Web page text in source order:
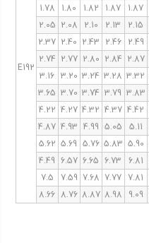
E192
1.87
1.87
1.82
1.80
1.78
2.15
2.13
2.10
2.08
2.05
2.49
2.46
2.43
2.40
2.37
2.87
2.84
2.80
2.77
2.74
3.32
3.28
3.24
3.20
3.16
3.83
3.79
3.74
3.70
3.65
4.42
4.37
4.32
4.27
4.22
5.11
5.05
4.99
4.93
4.87
5.90
5.83
5.76
5.69
5.62
6.81
6.73
6.65
6.57
4.49
7.81
7.77
7.68
7.59
7.5
9.09
8.98
8.87
8.76
8.66